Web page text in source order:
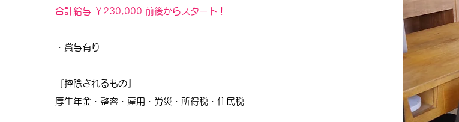
合計給与 ￥230,000 前後からスタート！
・賞与有り
『控除されるもの』
厚生年金・整容・雇用・労災・所得税・住民税